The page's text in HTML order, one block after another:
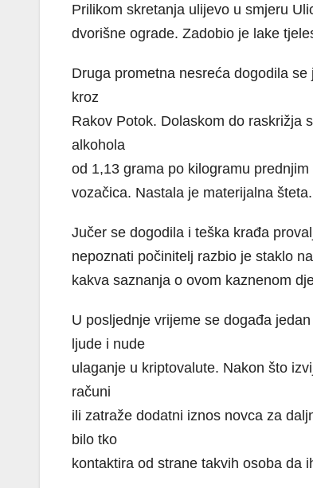
Prilikom skretanja ulijevo u smjeru
dvorišne ograde. Zadobio je lake
Druga prometna nesreća dogodila
kroz
Rakov Potok. Dolaskom do raskrižja
alkohola
od 1,13 grama po kilogramu
vozačica. Nastala je materijalna šteta.
Jučer se dogodila i teška krađa
nepoznati počinitelj razbio je staklo
kakva saznanja o ovom kaznenom
U posljednje vrijeme se događa
ljude i nude
ulaganje u kriptovalute. Nakon što
računi
ili zatraže dodatni iznos novca za
bilo tko
kontaktira od strane takvih osoba da